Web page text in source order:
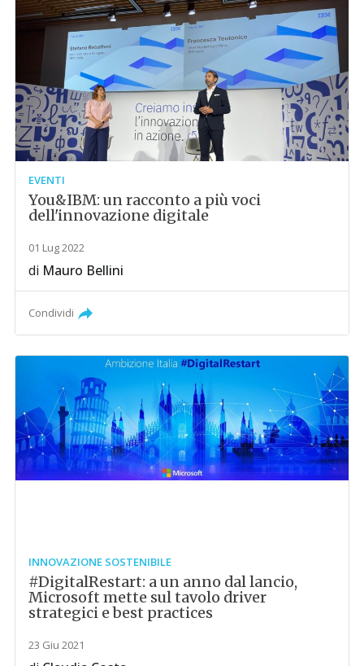
EVENTI
You&IBM: un racconto a più voci
dell'innovazione digitale
01 Lug 2022
di Mauro Bellini
Condividi
INNOVAZIONE SOSTENIBILE
#DigitalRestart: a un anno dal lancio,
Microsoft mette sul tavolo driver
strategici e best practices
23 Giu 2021